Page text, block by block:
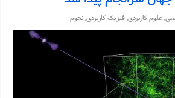
,علوم کاربردی,فیزیک کاربردی,نجوم